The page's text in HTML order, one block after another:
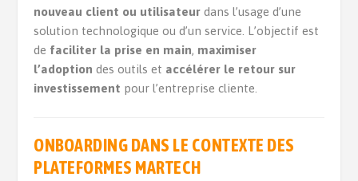
nouveau client ou utilisateur dans l’usage d’une
solution technologique ou d’un service. L’objectif est
de faciliter la prise en main, maximiser
l’adoption des outils et accélérer le retour sur
investissement pour l’entreprise cliente.
ONBOARDING DANS LE CONTEXTE DES
PLATEFORMES MARTECH